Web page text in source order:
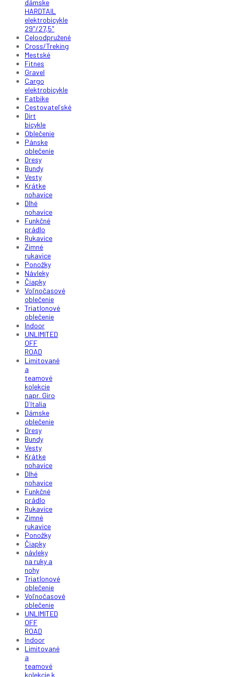
dámske
HARDTAIL
elektrobicykle
29"/27,5"
Celoodpružené
Cross/Treking
Mestské
Fitnes
Gravel
Cargo
elektrobicykle
Fatbike
Cestovateľské
Dirt
bicykle
Oblečenie
Pánske
oblečenie
Dresy
Bundy
Vesty
Krátke
nohavice
Dlhé
nohavice
Funkčné
prádlo
Rukavice
Zimné
rukavice
Ponožky
Návleky
Čiapky
Voľnočasové
oblečenie
Triatlonové
oblečenie
Indoor
UNLIMITED
OFF
ROAD
Limitované
a
teamové
kolekcie
napr. Giro
D´Italia
Dámske
oblečenie
Dresy
Bundy
Vesty
Krátke
nohavice
Dlhé
nohavice
Funkčné
prádlo
Rukavice
Zimné
rukavice
Ponožky
Čiapky
návleky
na ruky a
nohy
Triatlonové
oblečenie
Voľnočasové
oblečenie
UNLIMITED
OFF
ROAD
Indoor
Limitované
a
teamové
kolekcie k